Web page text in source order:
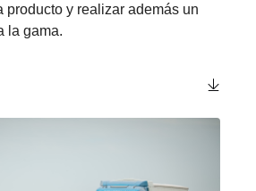
producto y realizar además un
la gama.